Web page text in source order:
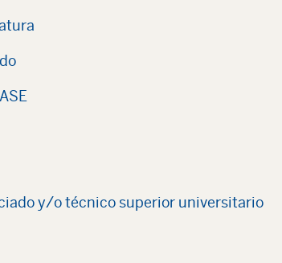
y/o técnico superior universitario